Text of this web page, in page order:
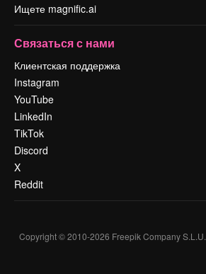
Ищете magnific.ai
Связаться с нами
Клиентская поддержка
Instagram
YouTube
LinkedIn
TikTok
Discord
X
Reddit
Copyright © 2010-2026 Freepik Company S.L.U.